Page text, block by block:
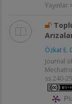
Yayınlar
Özkat E.
Journal
ss.240-